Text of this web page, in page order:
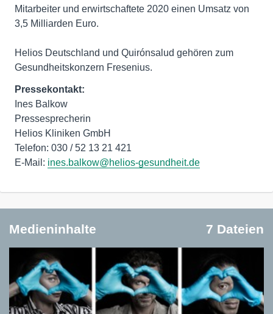
Mitarbeiter und erwirtschaftete 2020 einen Umsatz von
3,5 Milliarden Euro.
Helios Deutschland und Quirónsalud gehören zum
Gesundheitskonzern Fresenius.
Pressekontakt:
Ines Balkow
Pressesprecherin
Helios Kliniken GmbH
Telefon: 030 / 52 13 21 421
E-Mail: ines.balkow@helios-gesundheit.de
Medieninhalte 7 Dateien